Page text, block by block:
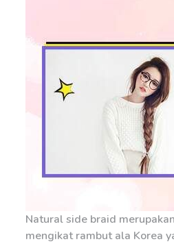
Natural side braid
mengikat rambut ala Korea